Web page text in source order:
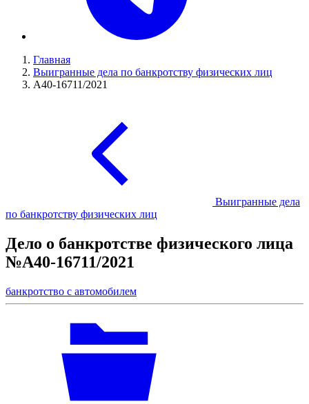
Главная
Выигранные дела по банкротству физических лиц
А40-16711/2021
Выигранные дела
по банкротству физических лиц
Дело о банкротстве физического лица
№А40-16711/2021
банкротство с автомобилем